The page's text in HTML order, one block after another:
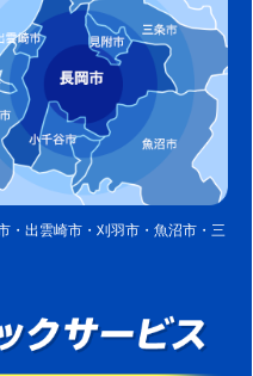
・出雲崎市・刈羽市・魚沼市・三